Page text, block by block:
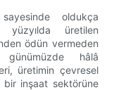
oldukça
üretilen
ödün vermeden
günümüzde hâlâ
üretimin çevresel
inşaat sektörüne